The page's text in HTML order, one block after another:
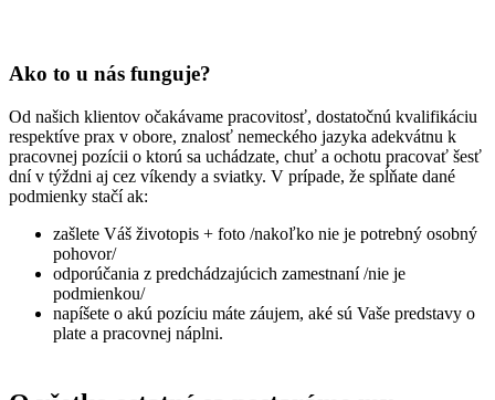
Ako to u nás funguje?
Od našich klientov očakávame pracovitosť, dostatočnú kvalifikáciu
respektíve prax v obore, znalosť nemeckého jazyka adekvátnu k
pracovnej pozícii o ktorú sa uchádzate, chuť a ochotu pracovať šesť
dní v týždni aj cez víkendy a sviatky. V prípade, že spĺňate dané
podmienky stačí ak:
zašlete Váš životopis + foto /nakoľko nie je potrebný osobný
pohovor/
odporúčania z predchádzajúcich zamestnaní /nie je
podmienkou/
napíšete o akú pozíciu máte záujem, aké sú Vaše predstavy o
plate a pracovnej náplni.